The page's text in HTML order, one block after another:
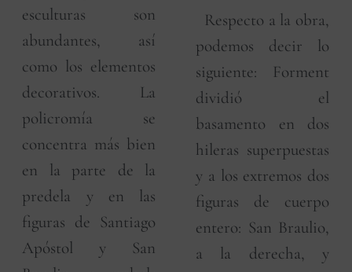
esculturas son
abundantes, así
como los elementos
decorativos. La
policromía se
concentra más bien
en la parte de la
predela y en las
figuras de Santiago
Apóstol y San
Respecto a la obra,
podemos decir lo
siguiente: Forment
dividió el
basamento en dos
hileras superpuestas
y a los extremos dos
figuras de cuerpo
entero: San Braulio,
a la derecha, y